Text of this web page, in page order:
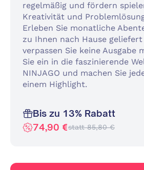
regelmäßig und fördern
Kreativität und
Erleben Sie monatliche
zu Ihnen nach Hause
verpassen Sie keine Ausgabe
Sie ein in die faszinierende
NINJAGO und machen Sie
einem Highlight.
Bis zu 13% Rabatt
74,90 €statt 85,80 €